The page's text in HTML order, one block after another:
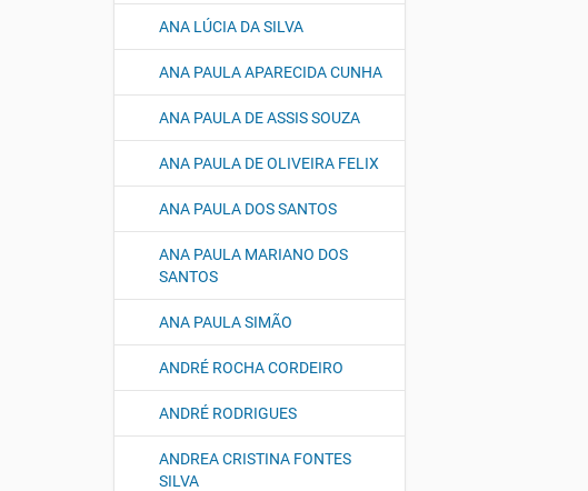
ANA LÚCIA DA SILVA
ANA PAULA APARECIDA CUNHA
ANA PAULA DE ASSIS SOUZA
ANA PAULA DE OLIVEIRA FELIX
ANA PAULA DOS SANTOS
ANA PAULA MARIANO DOS
SANTOS
ANA PAULA SIMÃO
ANDRÉ ROCHA CORDEIRO
ANDRÉ RODRIGUES
ANDREA CRISTINA FONTES
SILVA